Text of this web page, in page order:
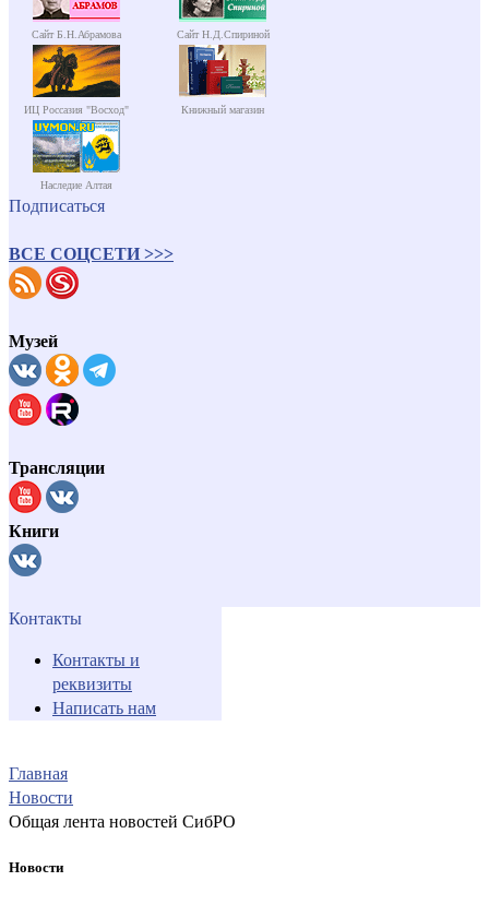
Сайт Б.Н.Абрамова Сайт Н.Д.Спириной
ИЦ Россазия "Восход" Книжный магазин
Наследие Алтая
Подписаться
ВСЕ СОЦСЕТИ >>>
Музей
Трансляции
Книги
Контакты
Контакты и
реквизиты
Написать нам
Главная
Новости
Общая лента новостей СибРО
Новости